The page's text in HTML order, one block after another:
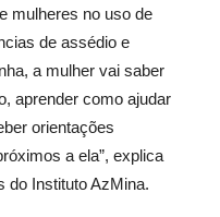
mulheres no uso de
de assédio e
a mulher vai saber
aprender como ajudar
orientações
a ela”, explica
do Instituto AzMina.